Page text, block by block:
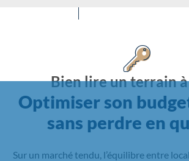
Bien lire un terrain
Optimiser son
sans perdre en
Sur un marché tendu, l’équilibre entre